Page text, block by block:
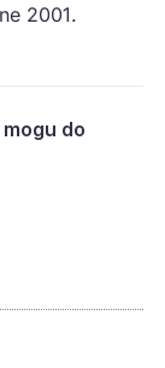
2001.
do